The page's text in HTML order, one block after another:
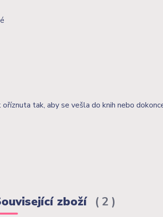
tak, aby se vešla do knih nebo
zboží 2